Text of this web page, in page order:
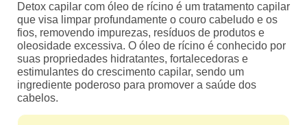
Detox capilar com óleo de rícino é um tratamento capilar
que visa limpar profundamente o couro cabeludo e os
fios, removendo impurezas, resíduos de produtos e
oleosidade excessiva. O óleo de rícino é conhecido por
suas propriedades hidratantes, fortalecedoras e
estimulantes do crescimento capilar, sendo um
ingrediente poderoso para promover a saúde dos
cabelos.